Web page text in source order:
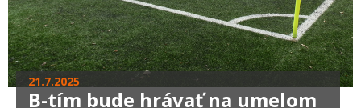
21.7.2025
B-tím bude hrávať na umelom